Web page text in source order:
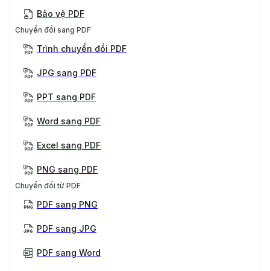
Bảo vệ PDF
Chuyển đổi sang PDF
Trình chuyển đổi PDF
JPG sang PDF
PPT sang PDF
Word sang PDF
Excel sang PDF
PNG sang PDF
Chuyển đổi từ PDF
PDF sang PNG
PDF sang JPG
PDF sang Word